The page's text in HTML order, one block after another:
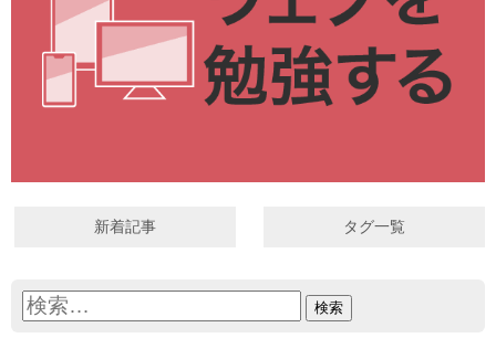
新着記事 タグ一覧
検
索: